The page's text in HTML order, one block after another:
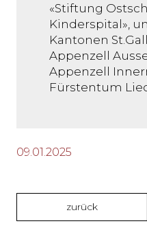
«Stiftung
Kinderspital»,
Kantonen
Appenzell
Appenzell
Fürstentum
09.01.2025
zurück